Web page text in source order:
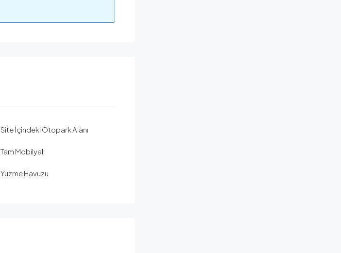
Site İçindeki Otopark Alanı
Tam Mobilyalı
Yüzme Havuzu